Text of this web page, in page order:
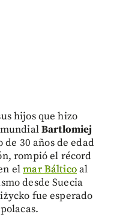
hijos que hizo
Bartlomiej
30 años de edad
rompió el récord
elmar Bálticoal
desde Suecia
fue esperado